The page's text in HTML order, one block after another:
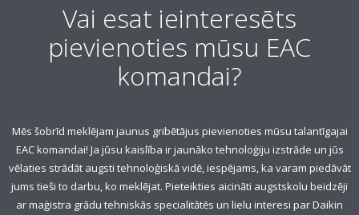
Vai esat ieinteresēts
pievienoties mūsu EAC
komandai?
Mēs šobrīd meklējam jaunus gribētājus pievienoties mūsu talantīgajai
EAC komandai! Ja jūsu kaislība ir jaunāko tehnoloģiju izstrāde un jūs
vēlaties strādāt augsti tehnoloģiskā vidē, iespējams, ka varam piedāvāt
jums tieši to darbu, ko meklējat. Pieteikties aicināti augstskolu beidzēji
ar maģistra grādu tehniskās specialitātēs un lielu interesi par Daikin